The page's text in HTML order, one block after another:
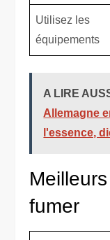
Utilisez les
équipements
A LIRE
Allemagne
l'essence,
fumer